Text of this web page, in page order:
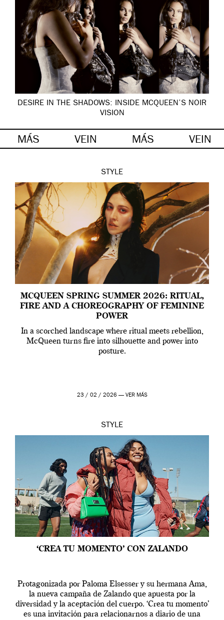
DESIRE IN THE SHADOWS: INSIDE MCQUEEN’S NOIR
VISION
MÁS VEIN MÁS VEIN
STYLE
MCQUEEN SPRING SUMMER 2026: RITUAL,
FIRE AND A CHOREOGRAPHY OF FEMININE
POWER
In a scorched landscape where ritual meets rebellion,
McQueen turns fire into silhouette and power into
posture.
23 / 02 / 2026 — VER MÁS
STYLE
‘CREA TU MOMENTO’ CON ZALANDO
Protagonizada por Paloma Elsesser y su hermana Ama,
la nueva campaña de Zalando que apuesta por la
diversidad y la aceptación del cuerpo. ‘Crea tu momento’
es una invitación para relacionarnos a diario de una